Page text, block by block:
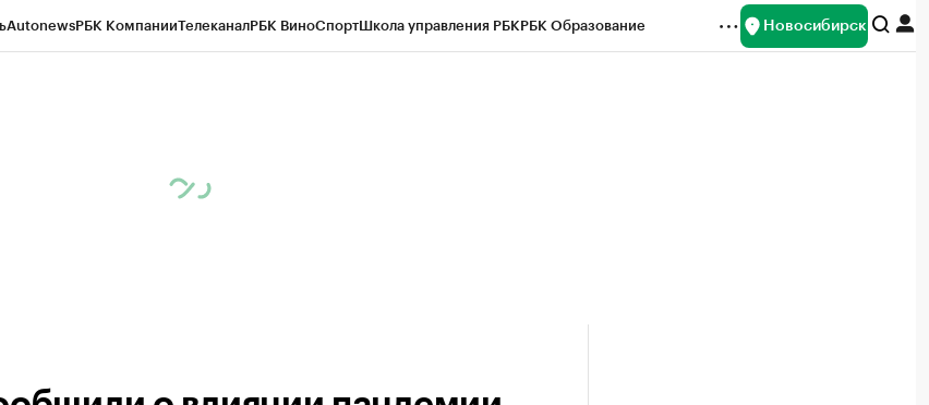
AutonewsРБК КомпанииТелеканалРБК ВиноСпортШкола управления РБКРБК Образование Новосибирск